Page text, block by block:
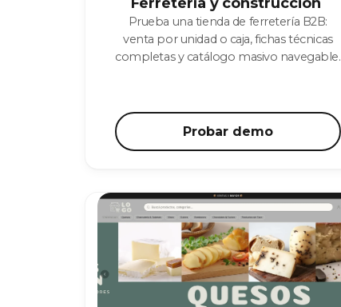
Prueba una tienda de ferretería B2B:
venta por unidad o caja, fichas técnicas
completas y catálogo masivo navegable.
Probar demo